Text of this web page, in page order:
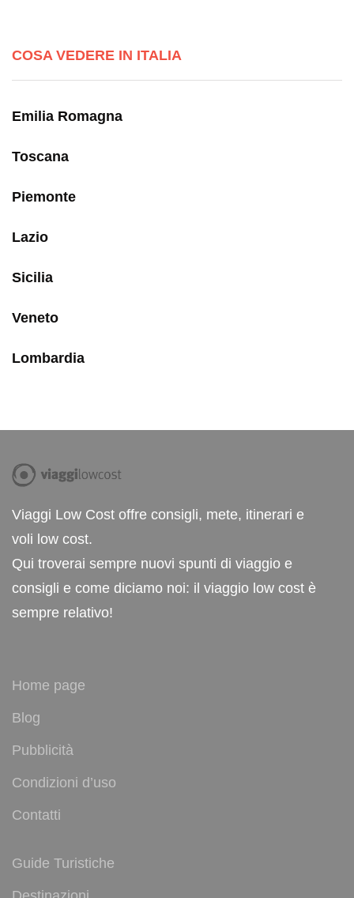
COSA VEDERE IN ITALIA
Emilia Romagna
Toscana
Piemonte
Lazio
Sicilia
Veneto
Lombardia
Viaggi Low Cost offre consigli, mete, itinerari e
voli low cost.
Qui troverai sempre nuovi spunti di viaggio e
consigli e come diciamo noi: il viaggio low cost è
sempre relativo!
Home page
Blog
Pubblicità
Condizioni d’uso
Contatti
Guide Turistiche